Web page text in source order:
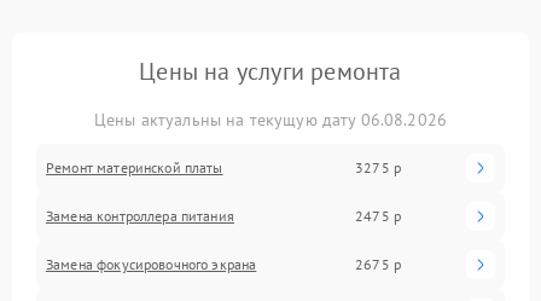
Цены на услуги ремонта
Цены актуальны на текущую дату 06.08.2026
Ремонт материнской платы 3275 р
Замена контроллера питания 2475 р
Замена фокусировочного экрана 2675 р